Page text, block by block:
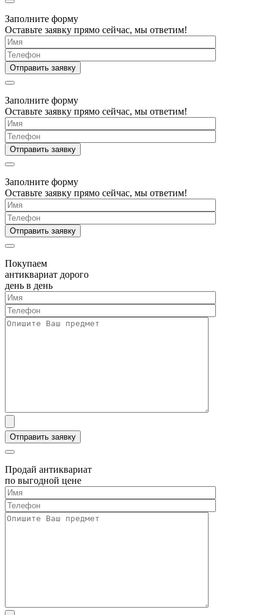
Заполните форму
Оставьте заявку прямо сейчас, мы ответим!
Заполните форму
Оставьте заявку прямо сейчас, мы ответим!
Заполните форму
Оставьте заявку прямо сейчас, мы ответим!
Покупаем
антиквариат дорого
день в день
Продай антиквариат
по выгодной цене